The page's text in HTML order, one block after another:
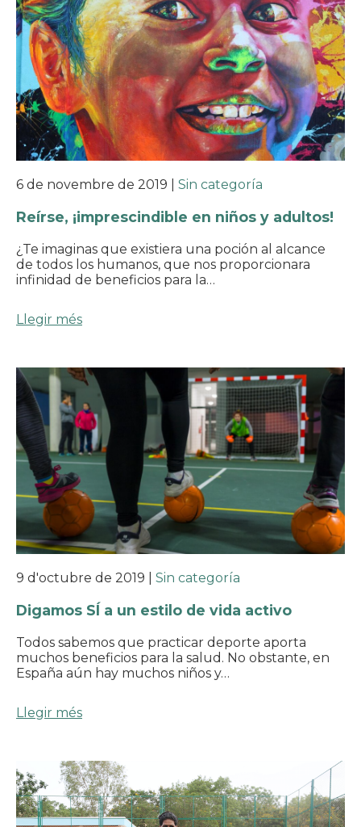
6 de novembre de 2019 Sin categoría
Reírse, ¡imprescindible en niños y adultos!
¿Te imaginas que existiera una poción al alcance
de todos los humanos, que nos proporcionara
infinidad de beneficios para la…
Llegir més
9 d'octubre de 2019 Sin categoría
Digamos SÍ a un estilo de vida activo
Todos sabemos que practicar deporte aporta
muchos beneficios para la salud. No obstante, en
España aún hay muchos niños y…
Llegir més